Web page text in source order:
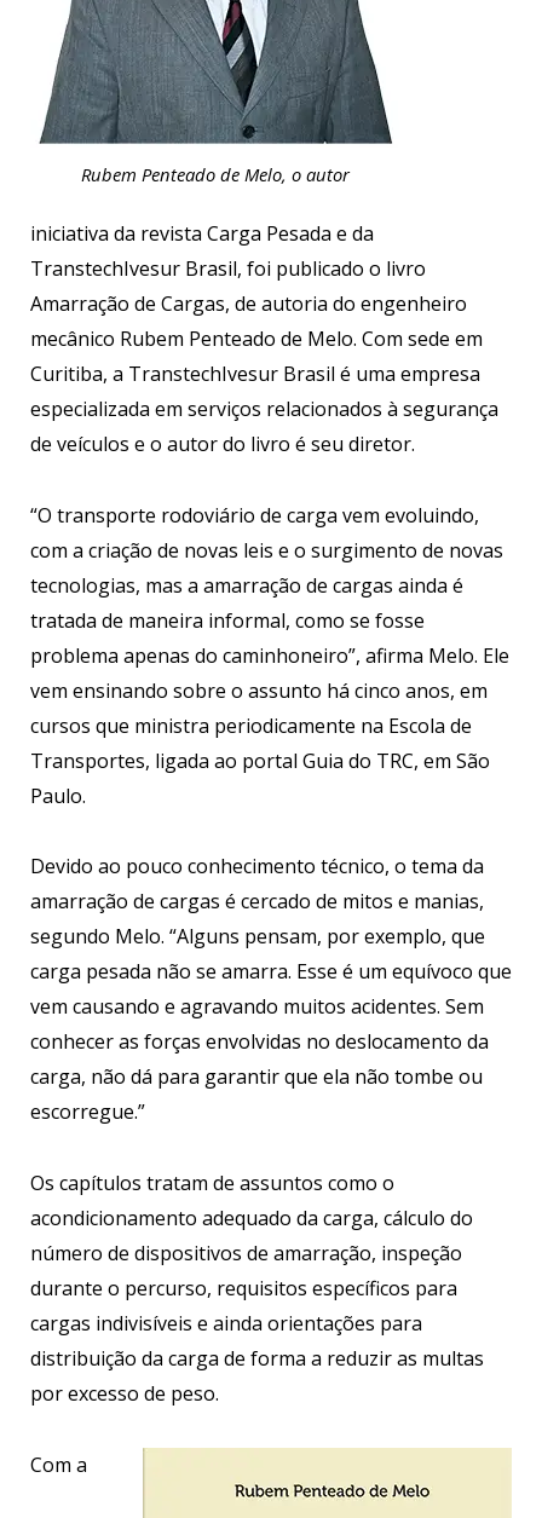
Rubem Penteado de Melo, o autor
iniciativa da revista Carga Pesada e da
TranstechIvesur Brasil, foi publicado o livro
Amarração de Cargas, de autoria do engenheiro
mecânico Rubem Penteado de Melo. Com sede em
Curitiba, a TranstechIvesur Brasil é uma empresa
especializada em serviços relacionados à segurança
de veículos e o autor do livro é seu diretor.
“O transporte rodoviário de carga vem evoluindo,
com a criação de novas leis e o surgimento de novas
tecnologias, mas a amarração de cargas ainda é
tratada de maneira informal, como se fosse
problema apenas do caminhoneiro”, afirma Melo. Ele
vem ensinando sobre o assunto há cinco anos, em
cursos que ministra periodicamente na Escola de
Transportes, ligada ao portal Guia do TRC, em São
Paulo.
Devido ao pouco conhecimento técnico, o tema da
amarração de cargas é cercado de mitos e manias,
segundo Melo. “Alguns pensam, por exemplo, que
carga pesada não se amarra. Esse é um equívoco que
vem causando e agravando muitos acidentes. Sem
conhecer as forças envolvidas no deslocamento da
carga, não dá para garantir que ela não tombe ou
escorregue.”
Os capítulos tratam de assuntos como o
acondicionamento adequado da carga, cálculo do
número de dispositivos de amarração, inspeção
durante o percurso, requisitos específicos para
cargas indivisíveis e ainda orientações para
distribuição da carga de forma a reduzir as multas
por excesso de peso.
Com a